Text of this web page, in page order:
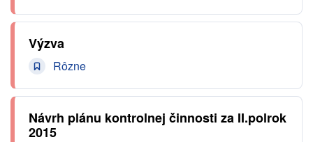
Výzva
Rôzne
Návrh plánu kontrolnej činnosti za II.polrok
2015